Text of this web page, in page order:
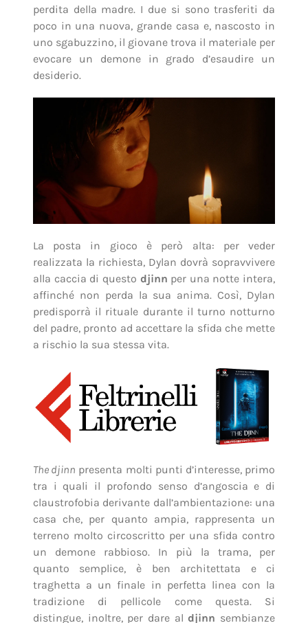
perdita della madre. I due si sono trasferiti da
poco in una nuova, grande casa e, nascosto in
uno sgabuzzino, il giovane trova il materiale per
evocare un demone in grado d’esaudire un
desiderio.
La posta in gioco è però alta: per veder
realizzata la richiesta, Dylan dovrà sopravvivere
alla caccia di questo djinn per una notte intera,
affinché non perda la sua anima. Così, Dylan
predisporrà il rituale durante il turno notturno
del padre, pronto ad accettare la sfida che mette
a rischio la sua stessa vita.
The djinn presenta molti punti d’interesse, primo
tra i quali il profondo senso d’angoscia e di
claustrofobia derivante dall’ambientazione: una
casa che, per quanto ampia, rappresenta un
terreno molto circoscritto per una sfida contro
un demone rabbioso. In più la trama, per
quanto semplice, è ben architettata e ci
traghetta a un finale in perfetta linea con la
tradizione di pellicole come questa. Si
distingue, inoltre, per dare al djinn sembianze